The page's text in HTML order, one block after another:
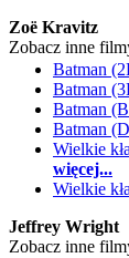
Zoë Kravitz
Zobacz inne
Batman
Batman
Batman
Batman
Wielkie
więcej...
Wielkie
Jeffrey Wright
Zobacz inne